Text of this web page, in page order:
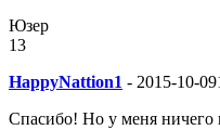
Юзер
13
HappyNattion1 - 2015-10-09
Спасибо! Но у меня ничего